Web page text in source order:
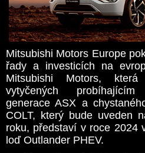
Mitsubishi Motors Europe
řady a investicích na
Mitsubishi Motors,
vytyčených
generace ASX a
COLT, který bude uveden
roku, představí v roce 2024
loď Outlander PHEV.